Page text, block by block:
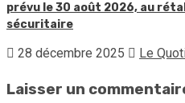
prévu le 30 août 2026, au
sécuritaire
28 décembre 2025 Le
Laisser un